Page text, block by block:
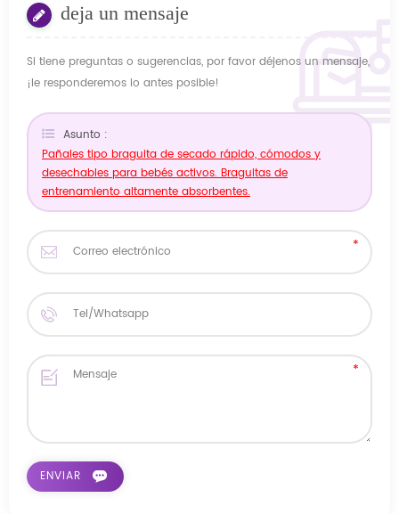
deja un mensaje
Si tiene preguntas o sugerencias, por favor déjenos un mensaje,
¡le responderemos lo antes posible!
Asunto :
Pañales tipo braguita de secado rápido, cómodos y
desechables para bebés activos. Braguitas de
entrenamiento altamente absorbentes.